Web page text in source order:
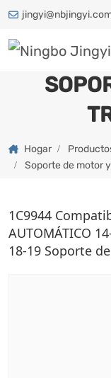
Hogar
Soporte de motor
1C9944
AUTOMÁTICO
18-19 Soporte